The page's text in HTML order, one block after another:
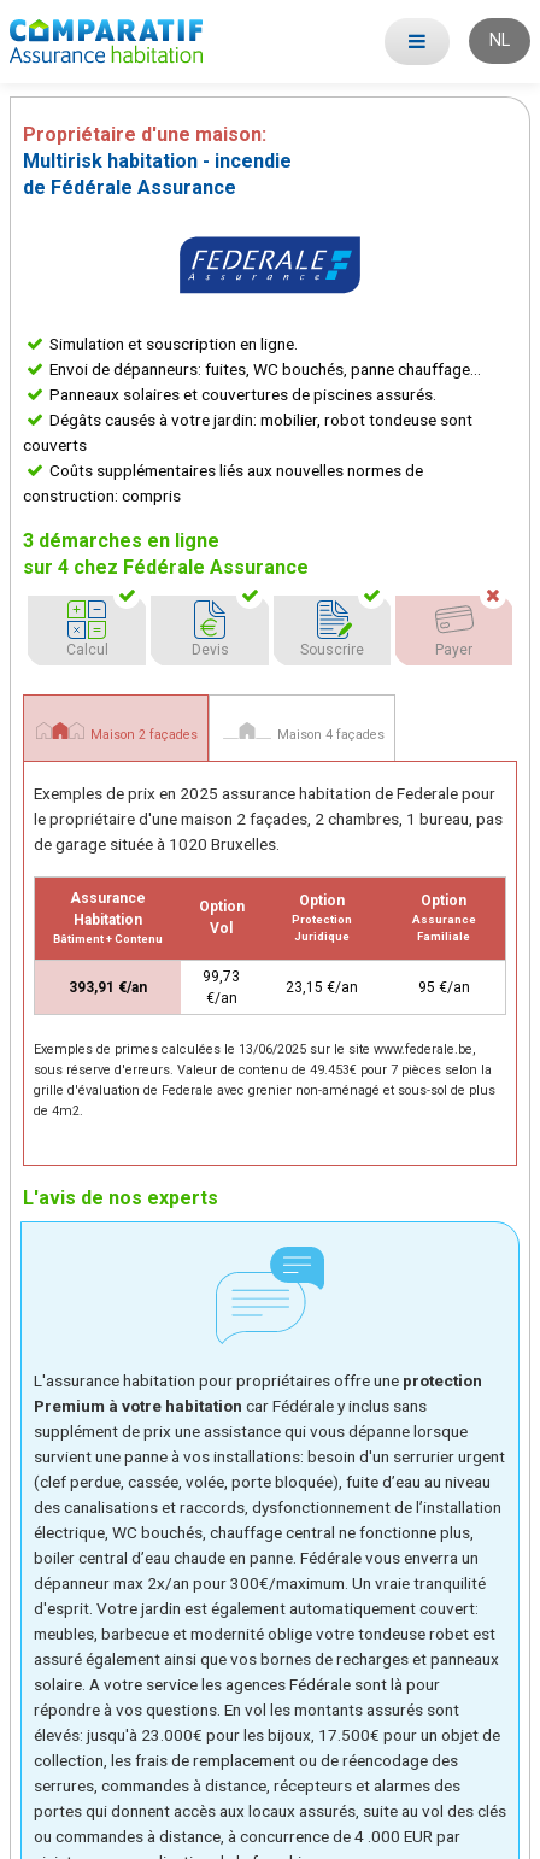
NL
Propriétaire d'une maison:
Multirisk habitation - incendie
de Fédérale Assurance
Simulation et souscription en ligne.
Envoi de dépanneurs: fuites, WC bouchés, panne chauffage...
Panneaux solaires et couvertures de piscines assurés.
Dégâts causés à votre jardin: mobilier, robot tondeuse sont
couverts
Coûts supplémentaires liés aux nouvelles normes de
construction: compris
3 démarches en ligne
sur 4 chez Fédérale Assurance
Calcul Devis Souscrire Payer
Maison 2 façades Maison 4 façades
Exemples de prix en 2025 assurance habitation de Federale pour
le propriétaire d'une maison 2 façades, 2 chambres, 1 bureau, pas
de garage située à 1020 Bruxelles.
Assurance
Habitation
Bâtiment + Contenu
Option
Vol
Option
Protection
Juridique
Option
Assurance
Familiale
393,91 €/an
99,73
€/an
23,15 €/an 95 €/an
Exemples de primes calculées le 13/06/2025 sur le site www.federale.be,
sous réserve d'erreurs. Valeur de contenu de 49.453€ pour 7 pièces selon la
grille d'évaluation de Federale avec grenier non-aménagé et sous-sol de plus
de 4m2.
L'avis de nos experts
L'assurance habitation pour propriétaires offre une protection
Premium à votre habitation car Fédérale y inclus sans
supplément de prix une assistance qui vous dépanne lorsque
survient une panne à vos installations: besoin d'un serrurier urgent
(clef perdue, cassée, volée, porte bloquée), fuite d’eau au niveau
des canalisations et raccords, dysfonctionnement de l’installation
électrique, WC bouchés, chauffage central ne fonctionne plus,
boiler central d’eau chaude en panne. Fédérale vous enverra un
dépanneur max 2x/an pour 300€/maximum. Un vraie tranquilité
d'esprit. Votre jardin est également automatiquement couvert:
meubles, barbecue et modernité oblige votre tondeuse robet est
assuré également ainsi que vos bornes de recharges et panneaux
solaire. A votre service les agences Fédérale sont là pour
répondre à vos questions. En vol les montants assurés sont
élevés: jusqu'à 23.000€ pour les bijoux, 17.500€ pour un objet de
collection, les frais de remplacement ou de réencodage des
serrures, commandes à distance, récepteurs et alarmes des
portes qui donnent accès aux locaux assurés, suite au vol des clés
ou commandes à distance, à concurrence de 4 .000 EUR par